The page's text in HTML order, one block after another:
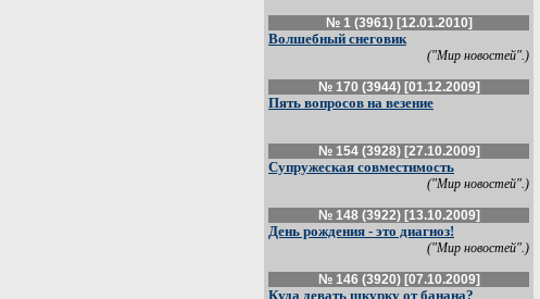
№ 1 (3961) [12.01.2010]
Волшебный снеговик
("Мир новостей".)
№ 170 (3944) [01.12.2009]
Пять вопросов на везение
№ 154 (3928) [27.10.2009]
Супружеская совместимость
("Мир новостей".)
№ 148 (3922) [13.10.2009]
День рождения - это диагноз!
("Мир новостей".)
№ 146 (3920) [07.10.2009]
Куда девать шкурку от банана?